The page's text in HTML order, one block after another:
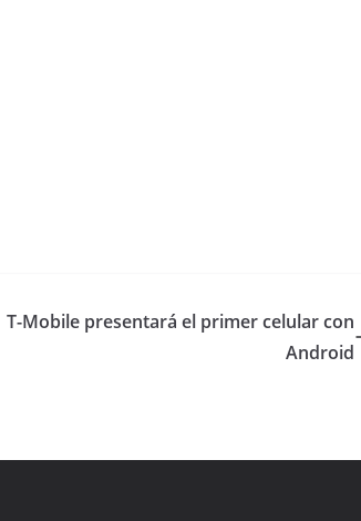
T-Mobile presentará el primer celular con
Android